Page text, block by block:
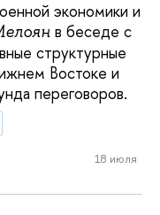
экономики и
в беседе с
структурные
Востоке и
переговоров.
18 июля